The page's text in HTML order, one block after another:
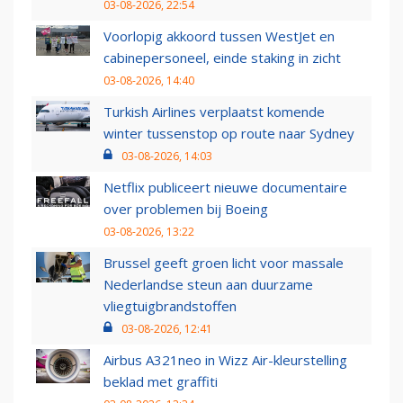
03-08-2026, 22:54
Voorlopig akkoord tussen WestJet en
cabinepersoneel, einde staking in zicht
03-08-2026, 14:40
Turkish Airlines verplaatst komende
winter tussenstop op route naar Sydney
03-08-2026, 14:03
Netflix publiceert nieuwe documentaire
over problemen bij Boeing
03-08-2026, 13:22
Brussel geeft groen licht voor massale
Nederlandse steun aan duurzame
vliegtuigbrandstoffen
03-08-2026, 12:41
Airbus A321neo in Wizz Air-kleurstelling
beklad met graffiti